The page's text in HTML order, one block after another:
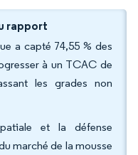
rapport
a capté 74,55 % des
à un TCAC de
les grades non
et la défense
marché de la mousse